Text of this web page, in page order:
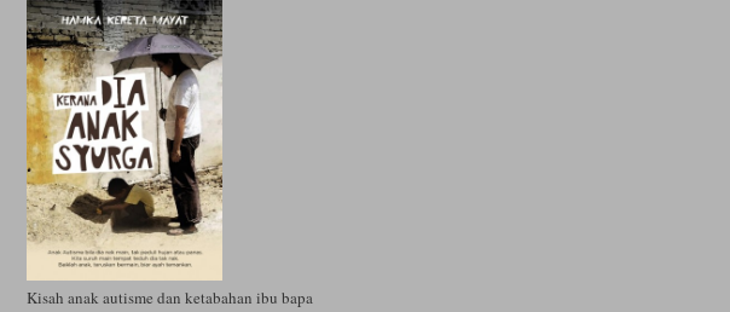
Kisah anak autisme dan ketabahan ibu bapa